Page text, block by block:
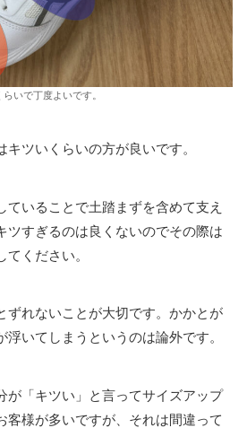
いで丁度よいです。
ツいくらいの方が良いです。
ていることで土踏まずを含めて支え
ツすぎるのは良くないのでその際は
ください。
ずれないことが大切です。かかとが
いてしまうというのは論外です。
が「キツい」と言ってサイズアップ
客様が多いですが、それは間違って